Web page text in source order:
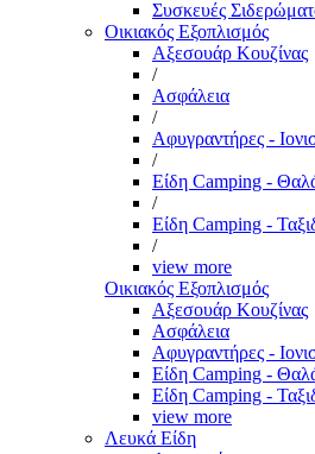
Συσκευές
Οικιακός Εξοπλισμός
Αξεσουάρ Κουζίνας
/
Ασφάλεια
/
Αφυγραντήρες -
/
Είδη Camping -
/
Είδη Camping -
/
view more
Οικιακός Εξοπλισμός
Αξεσουάρ Κουζίνας
Ασφάλεια
Αφυγραντήρες -
Είδη Camping -
Είδη Camping -
view more
Λευκά Είδη